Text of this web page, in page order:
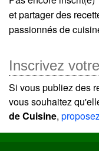
et partager des
passionnés de
Inscrivez
Si vous publiez des
vous souhaitez
de Cuisine,